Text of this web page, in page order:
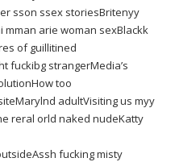
sson ssex storiesBritenyy
arie woman sexBlackk
of guillitined
fuckibg strangerMedia’s
too
adultVisiting us myy
reral orld naked nudeKatty
fucking misty